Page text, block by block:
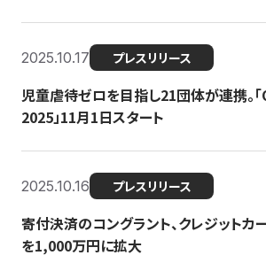
2025.10.17 プレスリリース
児童虐待ゼロを目指し21団体が連携。
2025」11月1日スタート
2025.10.16 プレスリリース
寄付決済のコングラント、クレジット
を1,000万円に拡大